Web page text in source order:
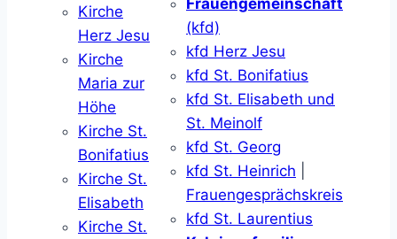
Kirche
Herz Jesu
Kirche
Maria zur
Höhe
Kirche St.
Bonifatius
Kirche St.
Elisabeth
Kirche St.
Frauengemeinschaft
(kfd)
kfd Herz Jesu
kfd St. Bonifatius
kfd St. Elisabeth und
St. Meinolf
kfd St. Georg
kfd St. Heinrich
Frauengesprächskreis
kfd St. Laurentius